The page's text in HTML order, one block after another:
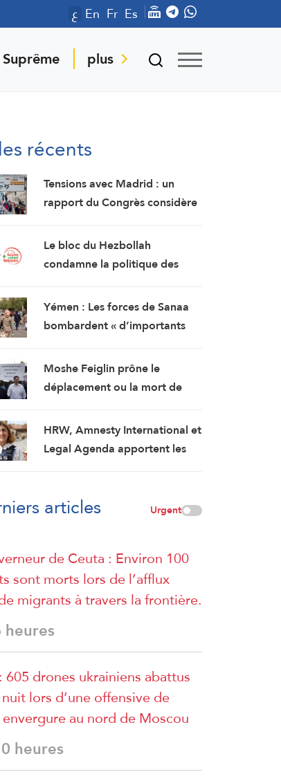
ع En Fr Es
plus
récents
Tensions avec Madrid : un
rapport du Congrès considère
territoires marocains
Le bloc du Hezbollah
condamne la politique des
soumission, la capitulation et
les négociations humiliantes »
Yémen : Les forces de Sanaa
bombardent « d’importants
saoudiens » qui préparaient
une attaque contre des
régions libérées
Moshe Feiglin prône le
déplacement ou la mort de
HRW, Amnesty International et
Legal Agenda apportent les
journaliste Amal Khalil
articles Urgent
de Ceuta : Environ 100
sont morts lors de l’afflux
migrants à travers la frontière.
605 drones ukrainiens abattus
lors d’une offensive de
au nord de Moscou
heures